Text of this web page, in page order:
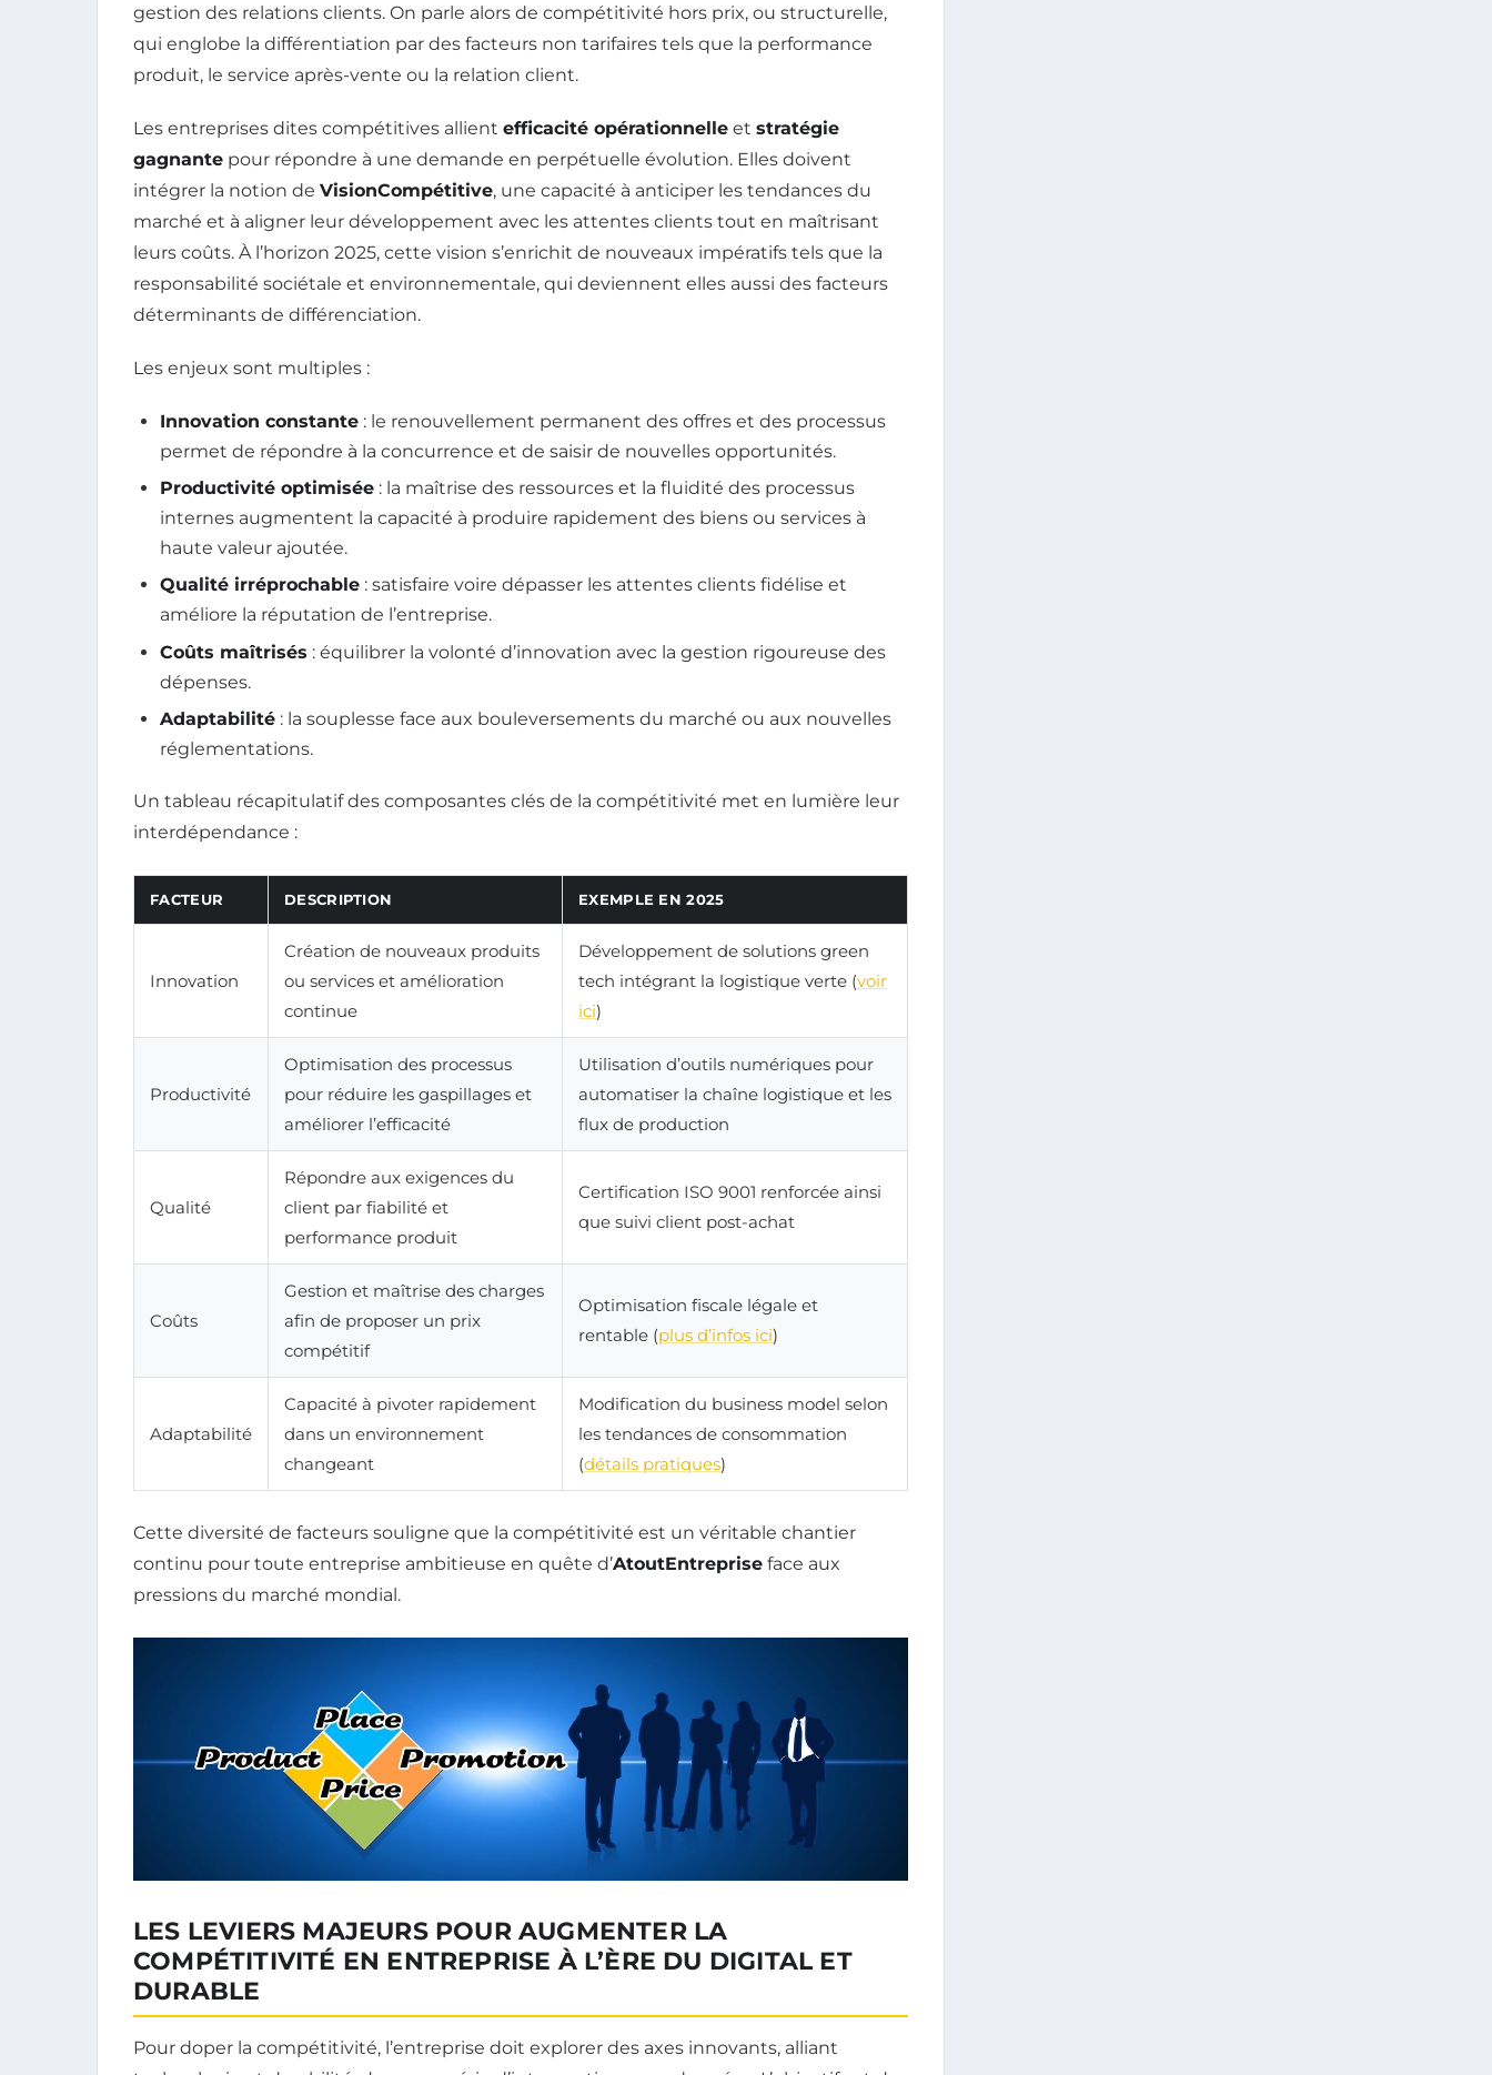
gestion des relations clients. On parle alors de compétitivité hors prix, ou structurelle,
qui englobe la différentiation par des facteurs non tarifaires tels que la performance
produit, le service après-vente ou la relation client.
Les entreprises dites compétitives allient efficacité opérationnelle et stratégie
gagnante pour répondre à une demande en perpétuelle évolution. Elles doivent
intégrer la notion de VisionCompétitive, une capacité à anticiper les tendances du
marché et à aligner leur développement avec les attentes clients tout en maîtrisant
leurs coûts. À l’horizon 2025, cette vision s’enrichit de nouveaux impératifs tels que la
responsabilité sociétale et environnementale, qui deviennent elles aussi des facteurs
déterminants de différenciation.
Les enjeux sont multiples :
Innovation constante : le renouvellement permanent des offres et des processus
permet de répondre à la concurrence et de saisir de nouvelles opportunités.
Productivité optimisée : la maîtrise des ressources et la fluidité des processus
internes augmentent la capacité à produire rapidement des biens ou services à
haute valeur ajoutée.
Qualité irréprochable : satisfaire voire dépasser les attentes clients fidélise et
améliore la réputation de l’entreprise.
Coûts maîtrisés : équilibrer la volonté d’innovation avec la gestion rigoureuse des
dépenses.
Adaptabilité : la souplesse face aux bouleversements du marché ou aux nouvelles
réglementations.
Un tableau récapitulatif des composantes clés de la compétitivité met en lumière leur
interdépendance :
FACTEUR DESCRIPTION EXEMPLE EN 2025
Innovation
Création de nouveaux produits
ou services et amélioration
continue
Développement de solutions green
tech intégrant la logistique verte (voir
ici)
Productivité
Optimisation des processus
pour réduire les gaspillages et
améliorer l’efficacité
Utilisation d’outils numériques pour
automatiser la chaîne logistique et les
flux de production
Qualité
Répondre aux exigences du
client par fiabilité et
performance produit
Certification ISO 9001 renforcée ainsi
que suivi client post-achat
Coûts
Gestion et maîtrise des charges
afin de proposer un prix
compétitif
Optimisation fiscale légale et
rentable (plus d’infos ici)
Adaptabilité
Capacité à pivoter rapidement
dans un environnement
changeant
Modification du business model selon
les tendances de consommation
(détails pratiques)
Cette diversité de facteurs souligne que la compétitivité est un véritable chantier
continu pour toute entreprise ambitieuse en quête d’AtoutEntreprise face aux
pressions du marché mondial.
LES LEVIERS MAJEURS POUR AUGMENTER LA
COMPÉTITIVITÉ EN ENTREPRISE À L’ÈRE DU DIGITAL ET
DURABLE
Pour doper la compétitivité, l’entreprise doit explorer des axes innovants, alliant